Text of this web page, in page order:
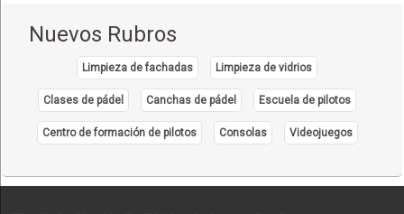
Nuevos Rubros
Limpieza de fachadas Limpieza de vidrios
Clases de pádel Canchas de pádel Escuela de pilotos
Centro de formación de pilotos Consolas Videojuegos